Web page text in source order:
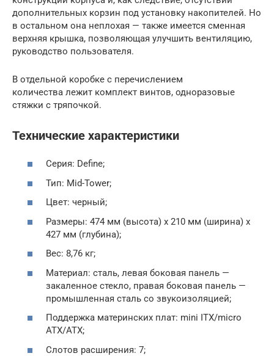
дополнительных корзин под установку накопителей. Но
в остальном она неплохая — также имеется сменная
верхняя крышка, позволяющая улучшить вентиляцию,
руководство пользователя.
В отдельной коробке с перечислением
количества лежит комплект винтов, одноразовые
стяжки с тряпочкой.
Технические характеристики
Серия: Define;
Тип: Mid-Tower;
Цвет: черный;
Размеры: 474 мм (высота) х 210 мм (ширина) х
427 мм (глубина);
Вес: 8,76 кг;
Материал: сталь, левая боковая панель —
закаленное стекло, правая боковая панель —
промышленная сталь со звукоизоляцией;
Поддержка материнских плат: mini ITX/micro
ATX/ATX;
Слотов расширения: 7;